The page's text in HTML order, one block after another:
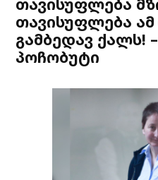
თავისუფლება ამ
გამბედავ ქალს!
პოჩობუტი